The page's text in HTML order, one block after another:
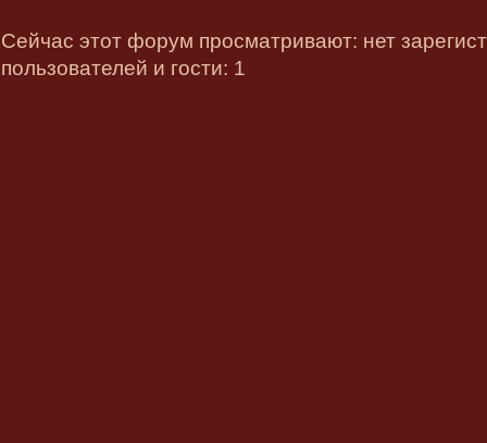
Сейчас этот форум просматривают: нет
пользователей и гости: 1